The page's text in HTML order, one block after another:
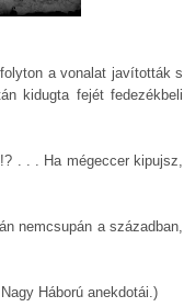
a vonalat javították s
kidugta fejét fedezékbeli
. . . Ha mégeccer kipujsz,
nemcsupán a században,
Háború anekdotái.)